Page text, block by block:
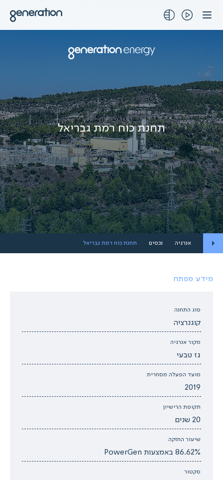
לתוכן
תחנת כוח רמת גבריאל
אנרגיה נכסים תחנת כוח רמת גבריאל
מידע מפתח
סוג התחנה
קוגנרציה
מקור אנרגיה
גז טבעי
מועד הפעלה מסחרית
2019
תקופת הרישיון
20 שנים
שיעור החזקה
86.62% באמצעות PowerGen
סקטור